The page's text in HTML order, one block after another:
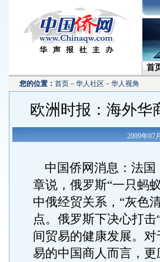
首
您的位置： 首页 － 华人社区 － 华人视角
欧洲时报：海外华
2009年07
中国侨网消息：法国
章说，俄罗斯“一只蚂
中俄经贸关系，“灰色
点。俄罗斯下决心打
间贸易的健康发展。
易的中国商人而言，